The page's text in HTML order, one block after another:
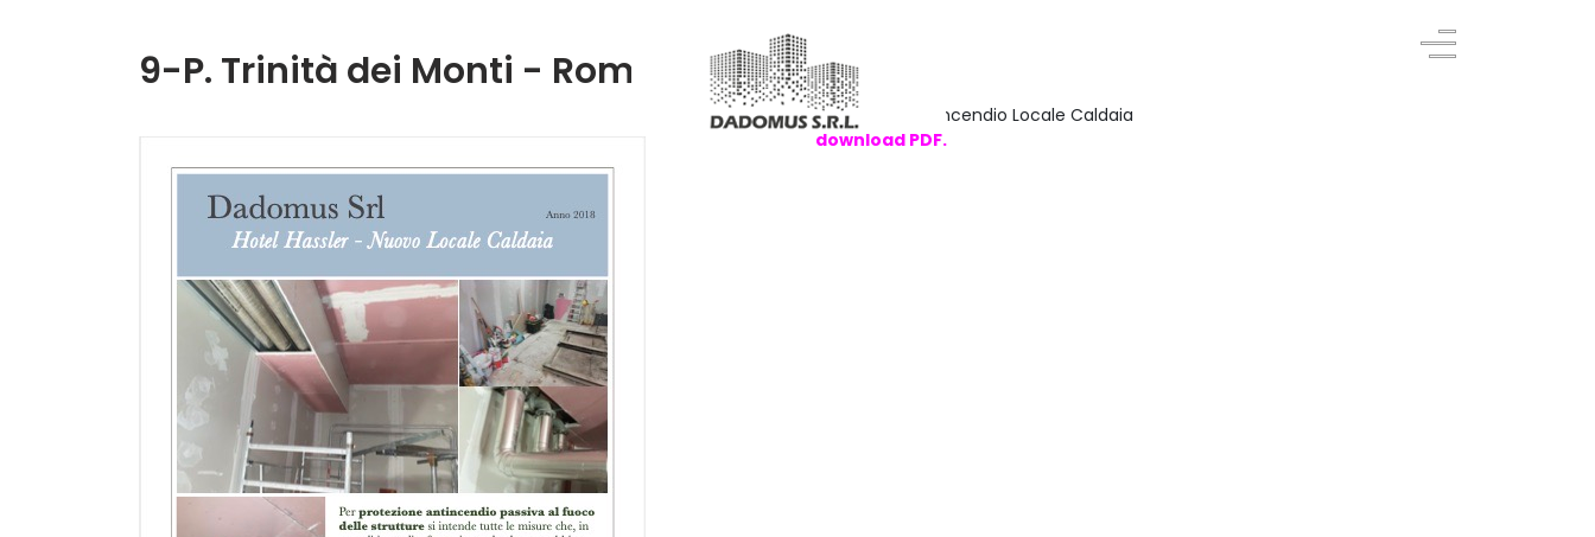
9-P. Trinità dei Monti - Roma
Protezione Antincendio Locale Caldaia
download PDF.